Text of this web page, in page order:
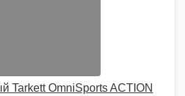
Tarkett OmniSports ACTION